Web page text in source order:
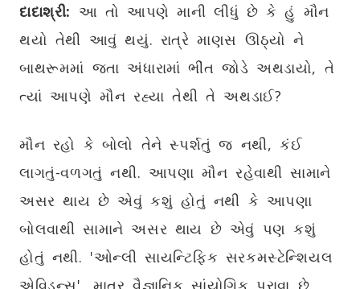
દાદાશ્રી: આ તો આપણે માની લીધું છે કે હું મૌન
થયો તેથી આવું થયું. રાત્રે માણસ ઊઠ્યો ને
બાથરૂમમાં જતા અંધારામાં ભીંત જોડે અથડાયો, તે
ત્યાં આપણે મૌન રહ્યા તેથી તે અથડાઈ?
મૌન રહો કે બોલો તેને સ્પર્શતું જ નથી, કંઈ
લાગતું-વળગતું નથી. આપણા મૌન રહેવાથી સામાને
અસર થાય છે એવું કશું હોતું નથી કે આપણા
બોલવાથી સામાને અસર થાય છે એવું પણ કશું
હોતું નથી. 'ઓન્લી સાયન્ટિફિક સરકમસ્ટેન્શિયલ
એવિડન્સ', માત્ર વૈજ્ઞાનિક સાંયોગિક પુરાવા છે.